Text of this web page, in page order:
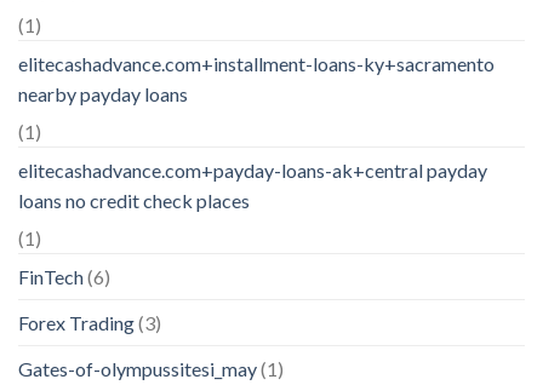
(1)
elitecashadvance.com+installment-loans-ky+sacramento
nearby payday loans
(1)
elitecashadvance.com+payday-loans-ak+central payday
loans no credit check places
(1)
FinTech(6)
Forex Trading(3)
Gates-of-olympussitesi_may(1)